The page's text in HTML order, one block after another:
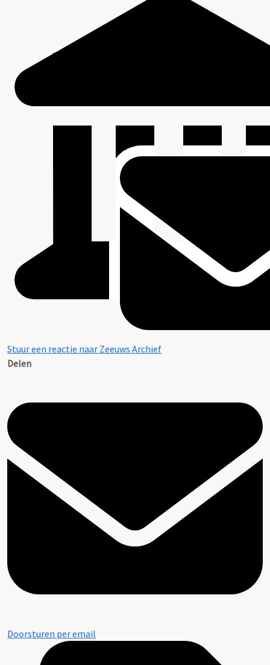
Stuur een reactie naar Zeeuws Archief
Delen
Doorsturen per email